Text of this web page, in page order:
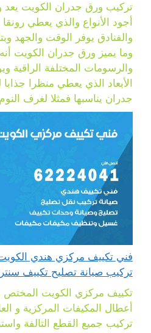
تركيب ورق جدران الكويت
أجود الأنواع والذي يعطي
والفنادق يوفر الوقت والجهد
وما يميز ورق جدران الكويت أنه
والرسومات المختلفة الراقية
الأبعاد الذي يعطي منظرا
جدران يناسبها فمثلا لغرف
تركيب صيانة تصليح تكييف
تكييف مركزي الكويت المختص
أعطال المكيفات المركزية و
تركيب جميع القطع التالفة